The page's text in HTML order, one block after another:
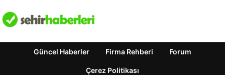
Güncel Haberler Firma Rehberi Forum
Çerez Politikası